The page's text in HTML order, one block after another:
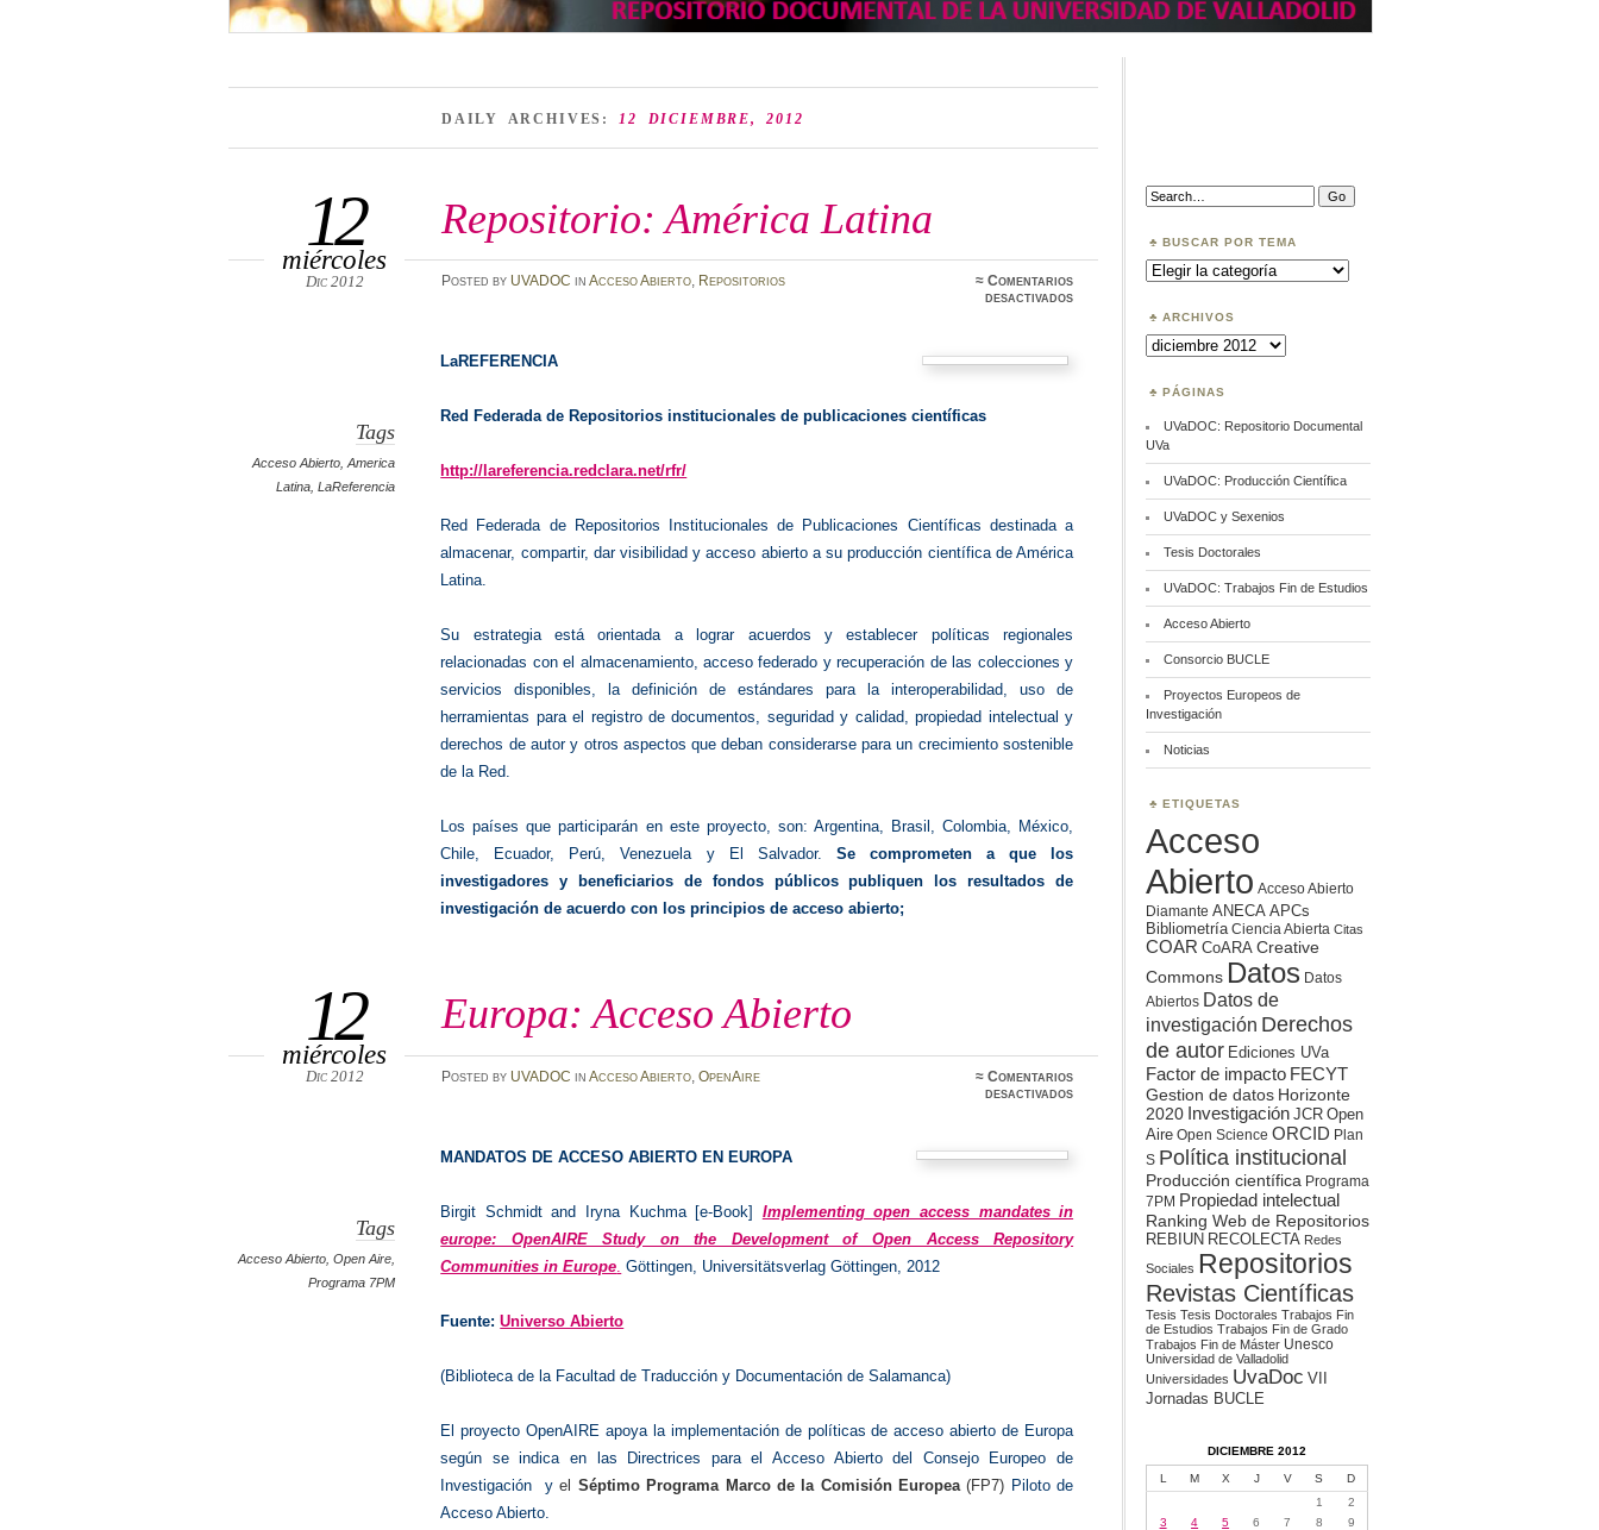
DAILY ARCHIVES:12 DICIEMBRE, 2012
Repositorio: América Latina
12
miércoles
Dic 2012 Posted by UVADOC in Acceso Abierto, Repositorios ≈Comentarios
desactivadosen
Repositorio:
Tags
Acceso Abierto,America
Latina,LaReferencia
LaREFERENCIA
Red Federada de Repositorios institucionales de publicaciones científicas
http://lareferencia.redclara.net/rfr/
Red Federada de Repositorios Institucionales de Publicaciones Científicas destinada a
almacenar, compartir, dar visibilidad y acceso abierto a su producción científica de América
Latina.
Su estrategia está orientada a lograr acuerdos y establecer políticas regionales
relacionadas con el almacenamiento, acceso federado y recuperación de las colecciones y
servicios disponibles, la definición de estándares para la interoperabilidad, uso de
herramientas para el registro de documentos, seguridad y calidad, propiedad intelectual y
derechos de autor y otros aspectos que deban considerarse para un crecimiento sostenible
de la Red.
Los países que participarán en este proyecto, son: Argentina, Brasil, Colombia, México,
Chile, Ecuador, Perú, Venezuela y El Salvador. Se comprometen a que los
investigadores y beneficiarios de fondos públicos publiquen los resultados de
investigación de acuerdo con los principios de acceso abierto;
Europa: Acceso Abierto
12
miércoles
Dic 2012 Posted by UVADOC in Acceso Abierto, OpenAire ≈Comentarios
desactivadosen
Tags
Acceso Abierto ,Open Aire
Programa 7PM
MANDATOS DE ACCESO ABIERTO EN EUROPA
Birgit Schmidt and Iryna Kuchma [e-Book] Implementing open access mandates in
europe: OpenAIRE Study on the Development of Open Access Repository
Communities in Europe Göttingen, Universitätsverlag Göttingen, 2012
Fuente:Universo Abierto
(Biblioteca de la Facultad de Traducción y Documentación de Salamanca)
El proyecto OpenAIRE apoya la implementación de políticas de acceso abierto de Europa
según se indica en las Directrices para el Acceso Abierto del Consejo Europeo de
Investigación yel Séptimo Programa Marco de la Comisión Europea (FP7) Piloto de
Acceso Abierto.
Search:
BUSCAR POR TEMA
Buscar
por
ARCHIVOS
Archivos
PÁGINAS
UVaDOC: Repositorio Documental
UVa
UVaDOC: Producción Científica
UVaDOC y Sexenios
Tesis Doctorales
UVaDOC: Trabajos Fin de Estudios
Acceso Abierto
Consorcio BUCLE
Proyectos Europeos de
Investigación
Noticias
ETIQUETAS
Acceso
Abierto Acceso Abierto
Diamante ANECA APCs
Bibliometría Ciencia Abierta Citas
COAR CoARA Creative
Commons Datos Datos
Abiertos Datos de
investigación Derechos
de autor Ediciones UVa
Factor de impacto FECYT
Gestion de datos Horizonte
2020 Investigación JCR Open
Aire Open Science ORCID Plan
S Política institucional
Producción científica Programa
7PM Propiedad intelectual
Ranking Web de Repositorios
REBIUN RECOLECTA Redes
Sociales Repositorios
Revistas Científicas
Tesis Tesis Doctorales Trabajos Fin
de Estudios Trabajos Fin de Grado
Trabajos Fin de Máster Unesco
Universidad de Valladolid
Universidades UvaDoc VII
Jornadas BUCLE
DICIEMBRE 2012
L M X J V S
D
1
2
3
4 5 6 7 8
9